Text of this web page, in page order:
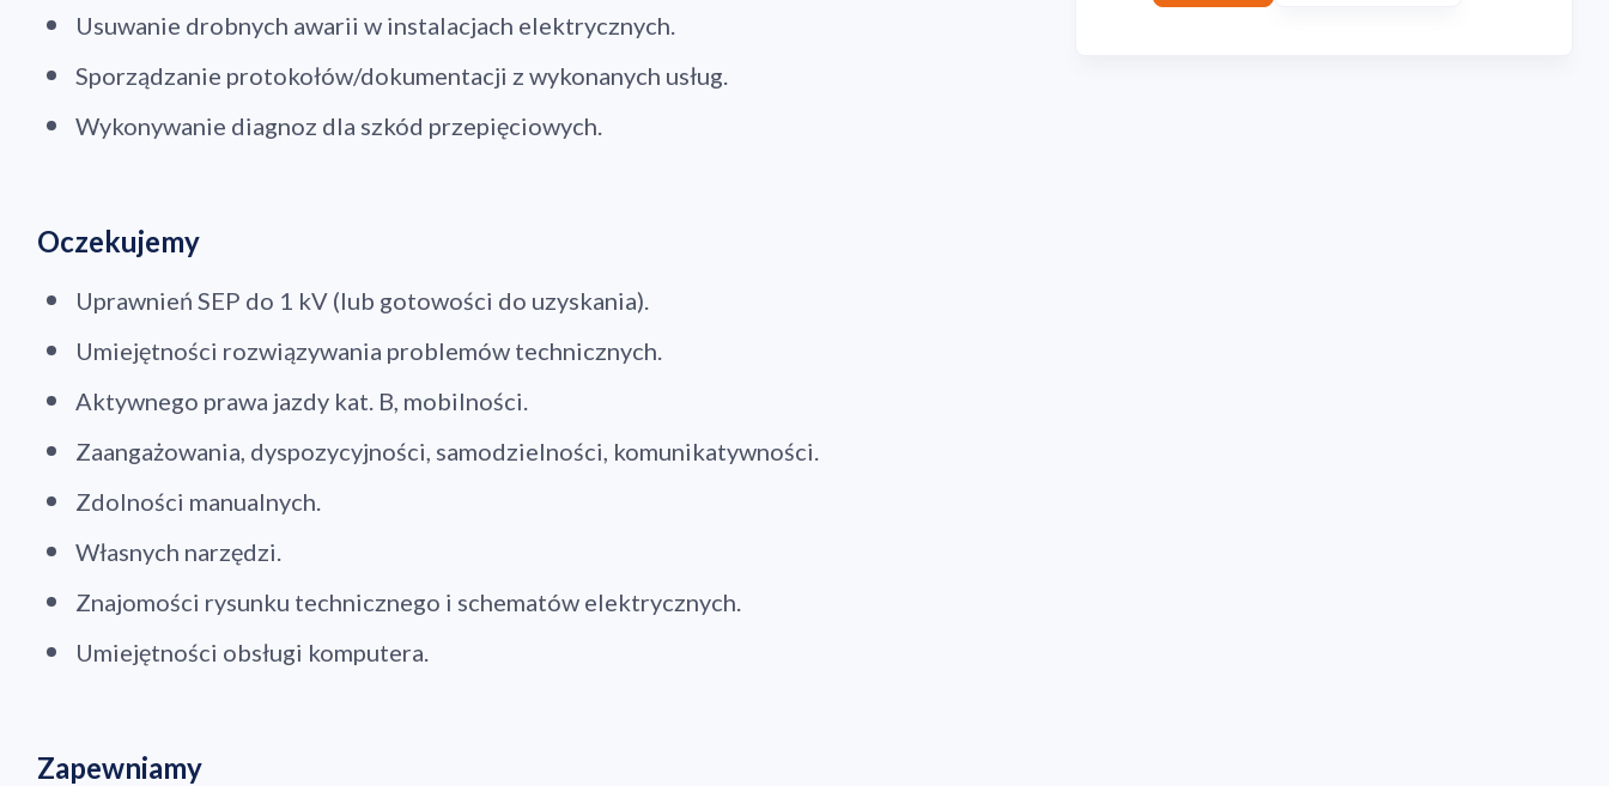
Usuwanie drobnych awarii w instalacjach elektrycznych.
Sporządzanie protokołów/dokumentacji z wykonanych usług.
Wykonywanie diagnoz dla szkód przepięciowych.
Oczekujemy
Uprawnień SEP do 1 kV (lub gotowości do uzyskania).
Umiejętności rozwiązywania problemów technicznych.
Aktywnego prawa jazdy kat. B, mobilności.
Zaangażowania, dyspozycyjności, samodzielności, komunikatywności.
Zdolności manualnych.
Własnych narzędzi.
Znajomości rysunku technicznego i schematów elektrycznych.
Umiejętności obsługi komputera.
Zapewniamy